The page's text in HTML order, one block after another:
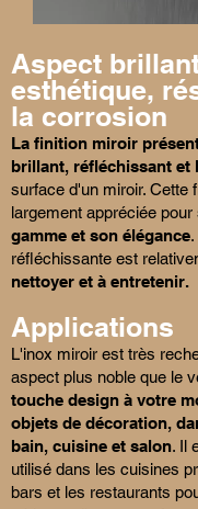
Aspect
esthétique,
la corrosion
La finition miroir
brillant, réfléchissant et
surface d'un miroir. Cette
largement appréciée pour
gamme et son élégance
réfléchissante est
nettoyer et à entretenir.
Applications
L'inox miroir est très
aspect plus noble que le
touche design à votre
objets de décoration,
bain, cuisine et salon. Il
utilisé dans les cuisines
bars et les restaurants